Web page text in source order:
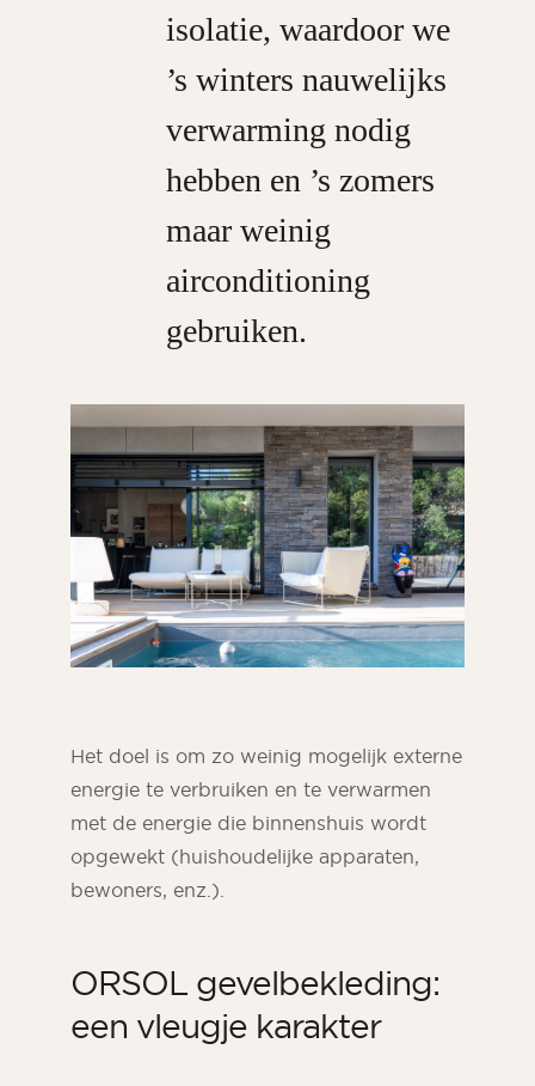
isolatie, waardoor we
’s winters nauwelijks
verwarming nodig
hebben en ’s zomers
maar weinig
airconditioning
gebruiken.
Het doel is om zo weinig mogelijk externe
energie te verbruiken en te verwarmen
met de energie die binnenshuis wordt
opgewekt (huishoudelijke apparaten,
bewoners, enz.).
ORSOL gevelbekleding:
een vleugje karakter